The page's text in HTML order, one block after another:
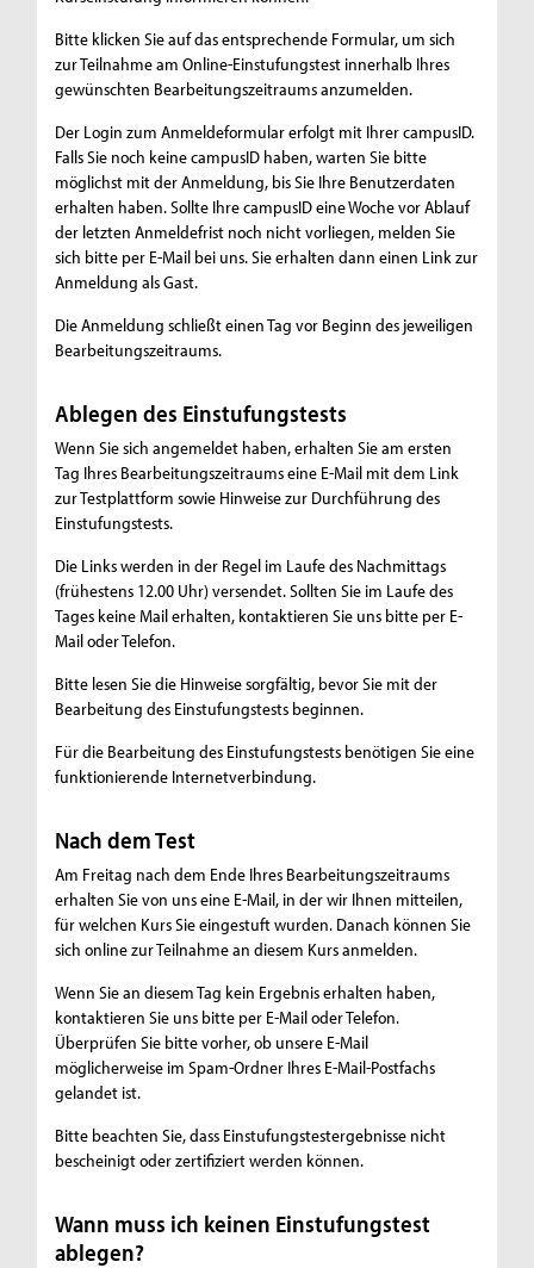
Bitte klicken Sie auf das entsprechende Formular, um sich
zur Teilnahme am Online-Einstufungstest innerhalb Ihres
gewünschten Bearbeitungszeitraums anzumelden.
Der Login zum Anmeldeformular erfolgt mit Ihrer campusID.
Falls Sie noch keine campusID haben, warten Sie bitte
möglichst mit der Anmeldung, bis Sie Ihre Benutzerdaten
erhalten haben. Sollte Ihre campusID eine Woche vor Ablauf
der letzten Anmeldefrist noch nicht vorliegen, melden Sie
sich bitte per E-Mail bei uns. Sie erhalten dann einen Link zur
Anmeldung als Gast.
Die Anmeldung schließt einen Tag vor Beginn des jeweiligen
Bearbeitungszeitraums.
Ablegen des Einstufungstests
Wenn Sie sich angemeldet haben, erhalten Sie am ersten
Tag Ihres Bearbeitungszeitraums eine E-Mail mit dem Link
zur Testplattform sowie Hinweise zur Durchführung des
Einstufungstests.
Die Links werden in der Regel im Laufe des Nachmittags
(frühestens 12.00 Uhr) versendet. Sollten Sie im Laufe des
Tages keine Mail erhalten, kontaktieren Sie uns bitte per E-
Mail oder Telefon.
Bitte lesen Sie die Hinweise sorgfältig, bevor Sie mit der
Bearbeitung des Einstufungstests beginnen.
Für die Bearbeitung des Einstufungstests benötigen Sie eine
funktionierende Internetverbindung.
Nach dem Test
Am Freitag nach dem Ende Ihres Bearbeitungszeitraums
erhalten Sie von uns eine E-Mail, in der wir Ihnen mitteilen,
für welchen Kurs Sie eingestuft wurden. Danach können Sie
sich online zur Teilnahme an diesem Kurs anmelden.
Wenn Sie an diesem Tag kein Ergebnis erhalten haben,
kontaktieren Sie uns bitte per E-Mail oder Telefon.
Überprüfen Sie bitte vorher, ob unsere E-Mail
möglicherweise im Spam-Ordner Ihres E-Mail-Postfachs
gelandet ist.
Bitte beachten Sie, dass Einstufungstestergebnisse nicht
bescheinigt oder zertifiziert werden können.
Wann muss ich keinen Einstufungstest
ablegen?